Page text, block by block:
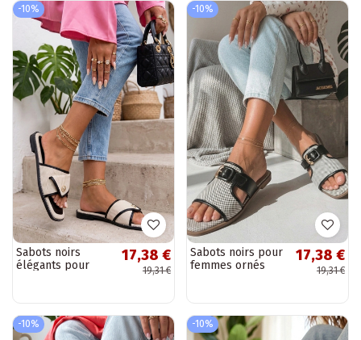
-10%
Sabots noirs
élégants pour
17,38 €
19,31 €
-10%
Sabots noirs pour
femmes ornés
17,38 €
19,31 €
-10% -10%